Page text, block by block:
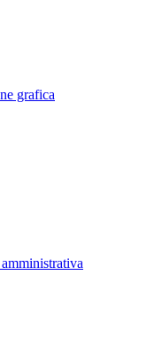
grafica